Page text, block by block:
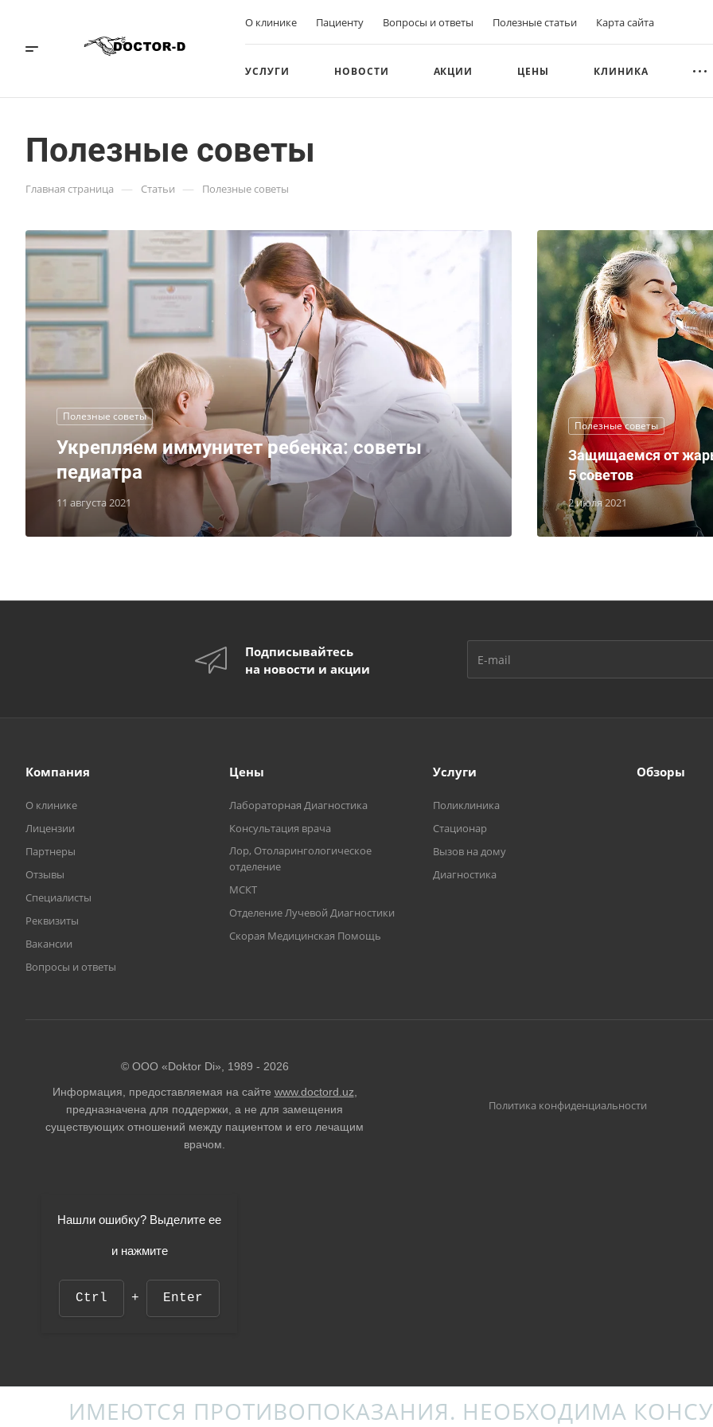
О клинике Пациенту Вопросы и ответы Полезные статьи Карта сайта
УСЛУГИ НОВОСТИ АКЦИИ ЦЕНЫ КЛИНИКА
Полезные советы
Главная страница — Статьи — Полезные советы
Полезные советы
11 августа 2021
Укрепляем иммунитет ребенка: советы
педиатра
Полезные советы
2 июля 2021
Защищаемся от
5 советов
Подписывайтесь
на новости и акции
Компания
О клинике
Лицензии
Партнеры
Отзывы
Специалисты
Реквизиты
Вакансии
Вопросы и ответы
Цены
Лабораторная Диагностика
Консультация врача
Лор, Отоларингологическое
отделение
МСКТ
Отделение Лучевой Диагностики
Скорая Медицинская Помощь
Услуги
Поликлиника
Стационар
Вызов на дому
Диагностика
Обзоры
© ООО «Doktor Di», 1989 - 2026
Информация, предоставляемая на сайте www.doctord.uz
предназначена для поддержки, а не для замещения
существующих отношений между пациентом и его лечащим
врачом.
Политика конфиденциальности
Нашли ошибку? Выделите ее
и нажмите
Ctrl + Enter
ИМЕЮТСЯ ПРОТИВОПОКАЗАНИЯ. НЕОБХОДИМА